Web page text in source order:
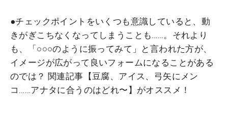
●チェックポイントをいくつも意識していると、動
きがぎこちなくなってしまうことも……。それより
も、「○○○のように振ってみて」と言われた方が、
イメージが広がって良いフォームになることがある
のでは？ 関連記事【豆腐、アイス、弓矢にメン
コ……アナタに合うのはどれ〜】がオススメ！